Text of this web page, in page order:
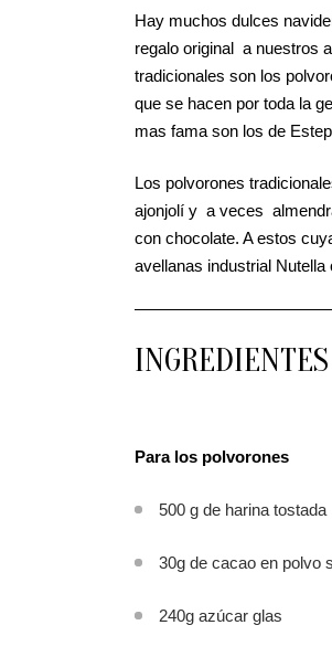
Hay muchos dulces
regalo original a nuestros
tradicionales son los
que se hacen por toda la
mas fama son los de
Los polvorones
ajonjolí y a veces
con chocolate. A estos
avellanas industrial Nutella
INGREDIENTES
Para los polvorones
500 g de harina tostada
30g de cacao en polvo
240g azúcar glas